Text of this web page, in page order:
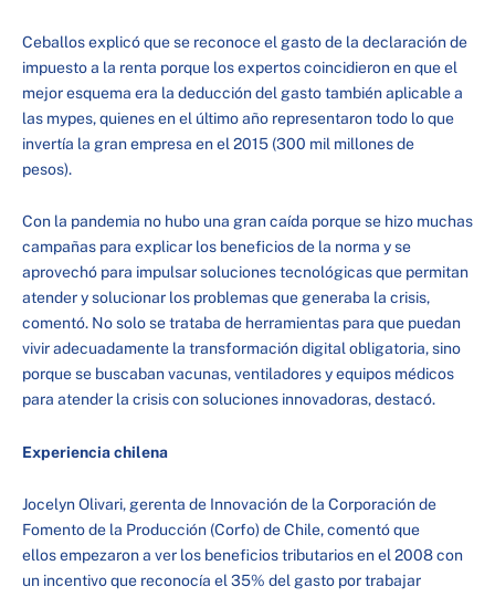
Ceballos explicó que se reconoce el gasto de la declaración de
impuesto a la renta porque los expertos coincidieron en que el
mejor esquema era la deducción del gasto también aplicable a
las mypes, quienes en el último año representaron todo lo que
invertía la gran empresa en el 2015 (300 mil millones de
pesos).
Con la pandemia no hubo una gran caída porque se hizo muchas
campañas para explicar los beneficios de la norma y se
aprovechó para impulsar soluciones tecnológicas que permitan
atender y solucionar los problemas que generaba la crisis,
comentó. No solo se trataba de herramientas para que puedan
vivir adecuadamente la transformación digital obligatoria, sino
porque se buscaban vacunas, ventiladores y equipos médicos
para atender la crisis con soluciones innovadoras, destacó.
Experiencia chilena
Jocelyn Olivari, gerenta de Innovación de la Corporación de
Fomento de la Producción (Corfo) de Chile, comentó que
ellos empezaron a ver los beneficios tributarios en el 2008 con
un incentivo que reconocía el 35% del gasto por trabajar